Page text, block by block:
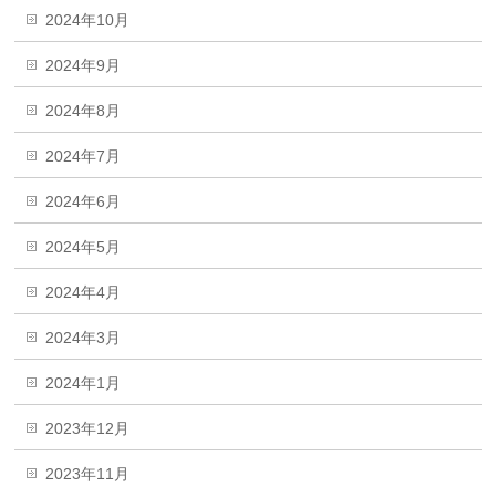
2024年10月
2024年9月
2024年8月
2024年7月
2024年6月
2024年5月
2024年4月
2024年3月
2024年1月
2023年12月
2023年11月